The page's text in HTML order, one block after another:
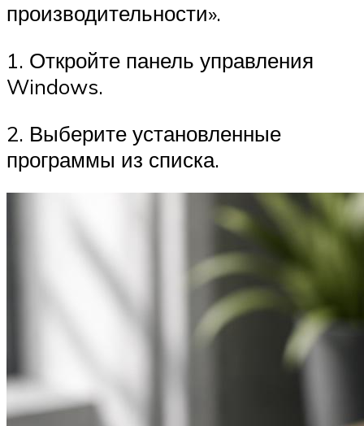
производительности».
1. Откройте панель управления
Windows.
2. Выберите установленные
программы из списка.